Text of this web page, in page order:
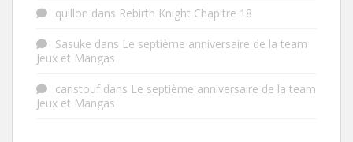
quillon dans Rebirth Knight Chapitre 18
Sasuke dans Le septième anniversaire de la team
Jeux et Mangas
caristoufdans Le septième anniversaire de la team
Jeux et Mangas